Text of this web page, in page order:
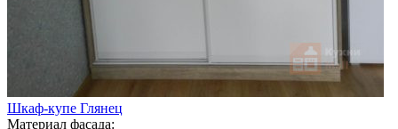
Шкаф-купе Глянец
Материал фасада: